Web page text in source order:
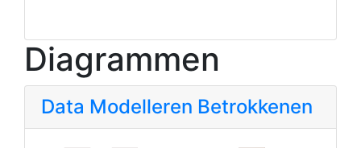
Diagrammen
Data Modelleren Betrokkenen